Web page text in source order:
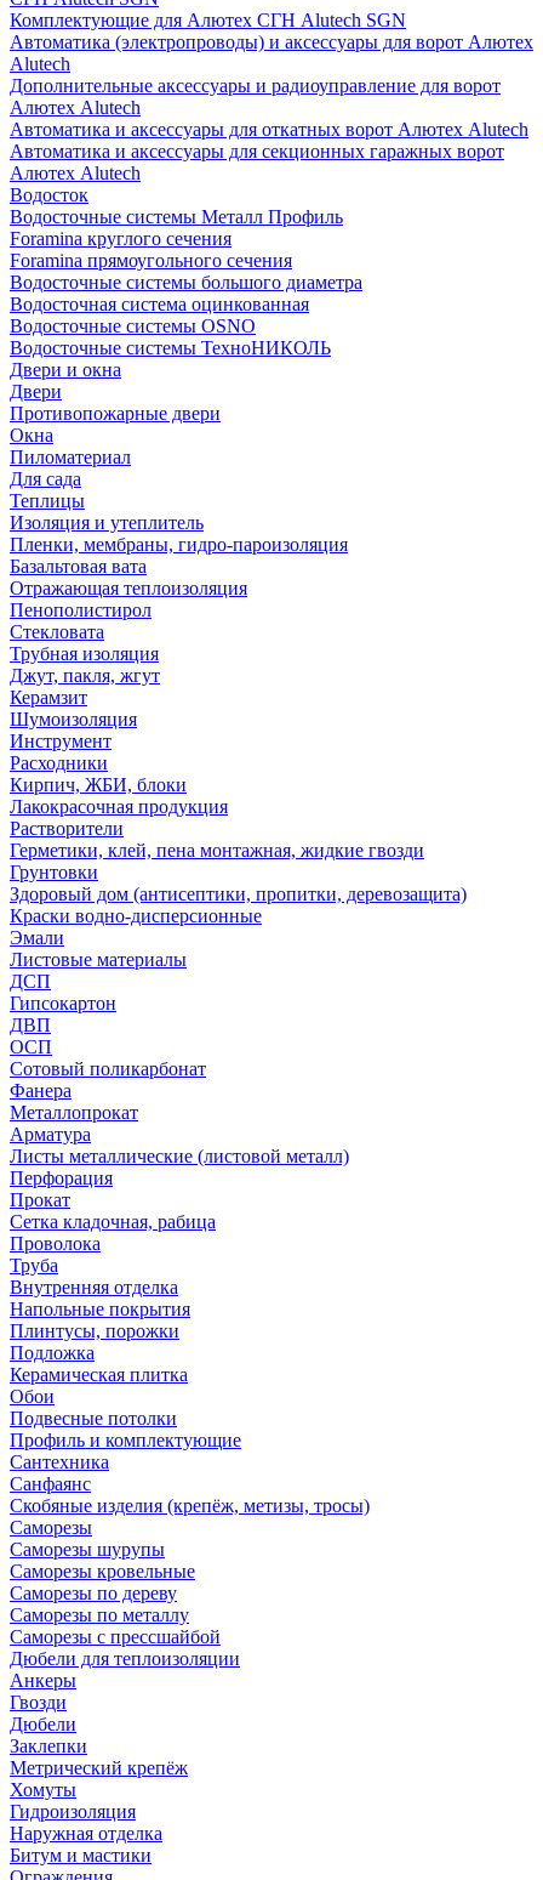
Комплектующие для Алютех СГН Alutech SGN
Автоматика (электропроводы) и аксессуары для ворот Алютех
Alutech
Дополнительные аксессуары и радиоуправление для ворот
Алютех Alutech
Автоматика и аксессуары для откатных ворот Алютех Alutech
Автоматика и аксессуары для секционных гаражных ворот
Алютех Alutech
Водосток
Водосточные системы Металл Профиль
Foramina круглого сечения
Foramina прямоугольного сечения
Водосточные системы большого диаметра
Водосточная система оцинкованная
Водосточные системы OSNO
Водосточные системы ТехноНИКОЛЬ
Двери и окна
Двери
Противопожарные двери
Окна
Пиломатериал
Для сада
Теплицы
Изоляция и утеплитель
Пленки, мембраны, гидро-пароизоляция
Базальтовая вата
Отражающая теплоизоляция
Пенополистирол
Стекловата
Трубная изоляция
Джут, пакля, жгут
Керамзит
Шумоизоляция
Инструмент
Расходники
Кирпич, ЖБИ, блоки
Лакокрасочная продукция
Растворители
Герметики, клей, пена монтажная, жидкие гвозди
Грунтовки
Здоровый дом (антисептики, пропитки, деревозащита)
Краски водно-дисперсионные
Эмали
Листовые материалы
ДСП
Гипсокартон
ДВП
ОСП
Сотовый поликарбонат
Фанера
Металлопрокат
Арматура
Листы металлические (листовой металл)
Перфорация
Прокат
Сетка кладочная, рабица
Проволока
Труба
Внутренняя отделка
Напольные покрытия
Плинтусы, порожки
Подложка
Керамическая плитка
Обои
Подвесные потолки
Профиль и комплектующие
Сантехника
Санфаянс
Скобяные изделия (крепёж, метизы, тросы)
Саморезы
Саморезы шурупы
Саморезы кровельные
Саморезы по дереву
Саморезы по металлу
Саморезы с прессшайбой
Дюбели для теплоизоляции
Анкеры
Гвозди
Дюбели
Заклепки
Метрический крепёж
Хомуты
Гидроизоляция
Наружная отделка
Битум и мастики